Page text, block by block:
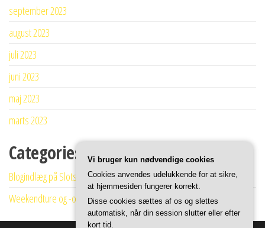
september 2023
august 2023
juli 2023
juni 2023
maj 2023
marts 2023
Categories
Blogindlæg på Slotskro
Weekendture og -ophold
Vi bruger kun nødvendige cookies
Cookies anvendes udelukkende for at sikre,
at hjemmesiden fungerer korrekt.
Disse cookies sættes af os og slettes
automatisk, når din session slutter eller efter
kort tid.